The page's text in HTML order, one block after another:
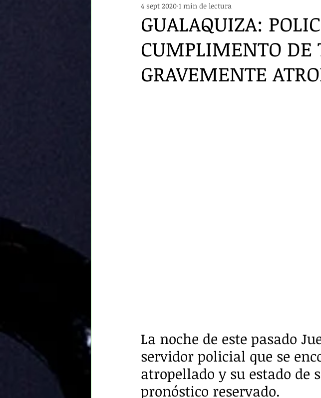
HUMANOS DEL ECUADOR
GUALAQUIZA:
CUMPLIMENTO DE
GRAVEMENTE
4 sept 2020 1 min de lectura
La noche de este pasado
servidor policial que se
atropellado y su estado de
pronóstico reservado.